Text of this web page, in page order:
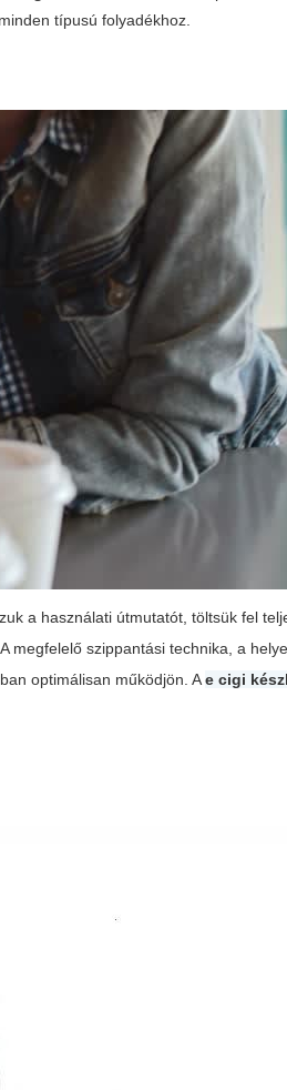
típusú folyadékhoz.
a használati útmutatót, töltsük fel
megfelelő szippantási technika, a
optimálisan működjön. Ae cigi